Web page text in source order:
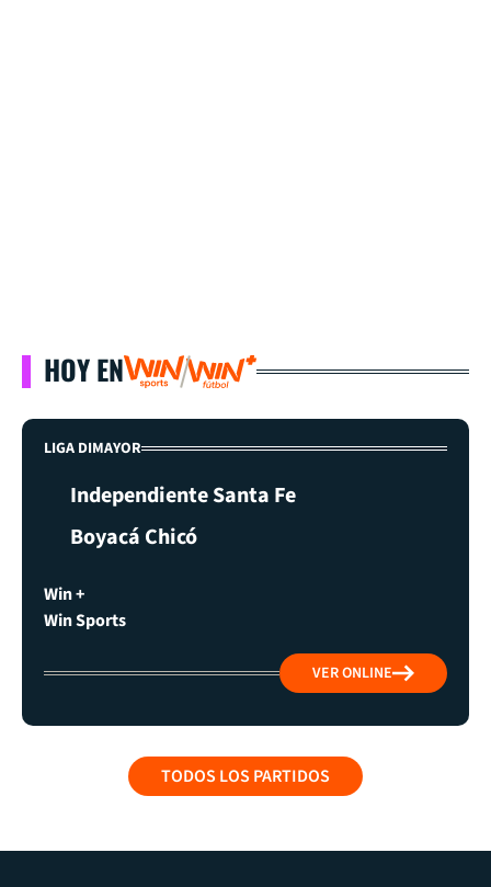
HOY EN
LIGA DIMAYOR
Independiente Santa Fe
Boyacá Chicó
Win +
Win Sports
VER ONLINE
TODOS LOS PARTIDOS